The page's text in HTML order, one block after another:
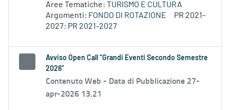
Aree Tematiche: TURISMO E CULTURA
Argomenti: FONDO DI ROTAZIONE
PR 2021-
2027: PR 2021-2027
Avviso Open Call “Grandi Eventi Secondo Semestre
2026”
Contenuto Web - Data di Pubblicazione 27-
apr-2026 13.21